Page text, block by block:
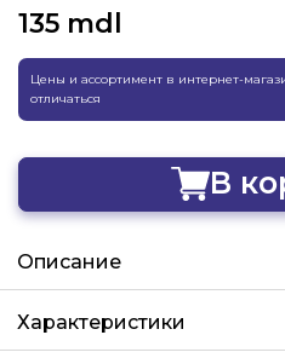
135 mdl
Цены и ассортимент в интернет-
отличаться
В
Описание
Характеристики